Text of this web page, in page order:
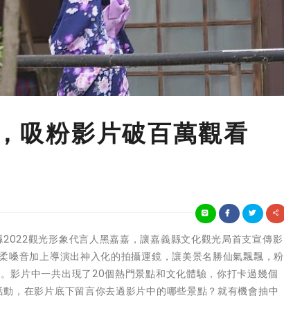
吸粉影片破百萬觀看
觀光形象代言人黑嘉嘉，讓嘉義縣文化觀光局首支宣傳影
嗓音加上導演出神入化的拍攝運鏡，讓美景名勝仙氣飄飄，粉
影片中一共出現了20個熱門景點和文化體驗，你打卡過幾個
，在影片底下留言你去過影片中的哪些景點？就有機會抽中